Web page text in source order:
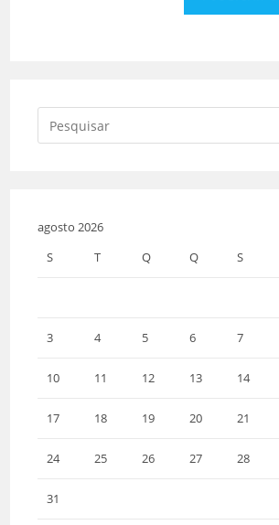
agosto 2026
S
T Q Q S
3 4 5 6 7
10 11 12 13 14
17 18 19 20 21
24 25 26 27 28
31